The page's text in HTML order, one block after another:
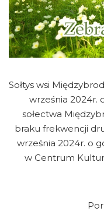
Sołtys wsi
września 2024r.
sołectwa
braku frekwencji
września 2024r. o
w Centrum